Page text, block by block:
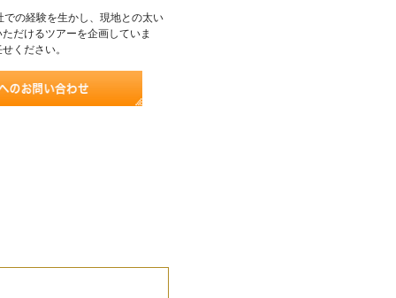
の経験を生かし、現地との太い
だけるツアーを企画していま
ください。